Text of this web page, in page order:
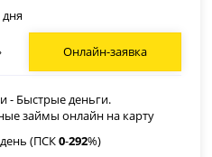
дня
Онлайн-заявка
- Быстрые деньги.
займы онлайн на карту
день (ПСК0-292%)